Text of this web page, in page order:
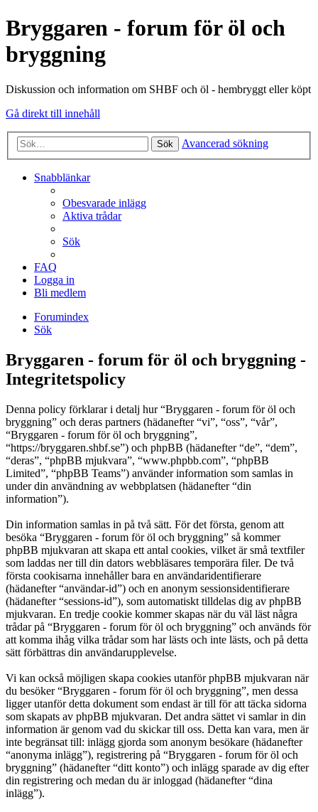
Bryggaren - forum för öl och
bryggning
Diskussion och information om SHBF och öl - hembryggt eller köpt
Gå direkt till innehåll
Sök Avancerad sökning
Snabblänkar
Obesvarade inlägg
Aktiva trådar
Sök
FAQ
Logga in
Bli medlem
Forumindex
Sök
Bryggaren - forum för öl och bryggning -
Integritetspolicy
Denna policy förklarar i detalj hur “Bryggaren - forum för öl och
bryggning” och deras partners (hädanefter “vi”, “oss”, “vår”,
“Bryggaren - forum för öl och bryggning”,
“https://bryggaren.shbf.se”) och phpBB (hädanefter “de”, “dem”,
“deras”, “phpBB mjukvara”, “www.phpbb.com”, “phpBB
Limited”, “phpBB Teams”) använder information som samlas in
under din användning av webbplatsen (hädanefter “din
information”).
Din information samlas in på två sätt. För det första, genom att
besöka “Bryggaren - forum för öl och bryggning” så kommer
phpBB mjukvaran att skapa ett antal cookies, vilket är små textfiler
som laddas ner till din dators webbläsares temporära filer. De två
första cookisarna innehåller bara en användaridentifierare
(hädanefter “användar-id”) och en anonym sessionsidentifierare
(hädanefter “sessions-id”), som automatiskt tilldelas dig av phpBB
mjukvaran. En tredje cookie kommer skapas när du väl läst några
trådar på “Bryggaren - forum för öl och bryggning” och används för
att komma ihåg vilka trådar som har lästs och inte lästs, och på detta
sätt förbättras din användarupplevelse.
Vi kan också möjligen skapa cookies utanför phpBB mjukvaran när
du besöker “Bryggaren - forum för öl och bryggning”, men dessa
ligger utanför detta dokument som endast är till för att täcka sidorna
som skapats av phpBB mjukvaran. Det andra sättet vi samlar in din
information är genom vad du skickar till oss. Detta kan vara, men är
inte begränsat till: inlägg gjorda som anonym besökare (hädanefter
“anonyma inlägg”), registrering på “Bryggaren - forum för öl och
bryggning” (hädanefter “ditt konto”) och inlägg sparade av dig efter
din registrering och medan du är inloggad (hädanefter “dina
inlägg”).